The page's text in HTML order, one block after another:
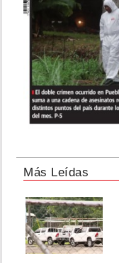
Más Leídas